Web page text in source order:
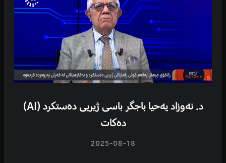
د. نەوزاد یەحیا باجگر باسی ژیریی دەستکرد (AI)
دەکات
2025-08-18